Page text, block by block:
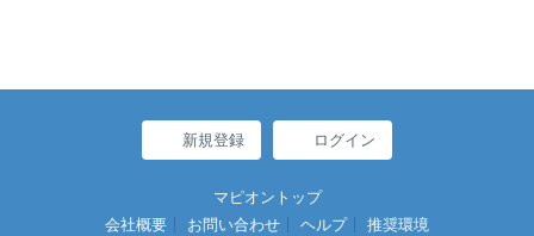
新規登録 ログイン
マピオントップ
会社概要
お問い合わせ ヘルプ 推奨環境